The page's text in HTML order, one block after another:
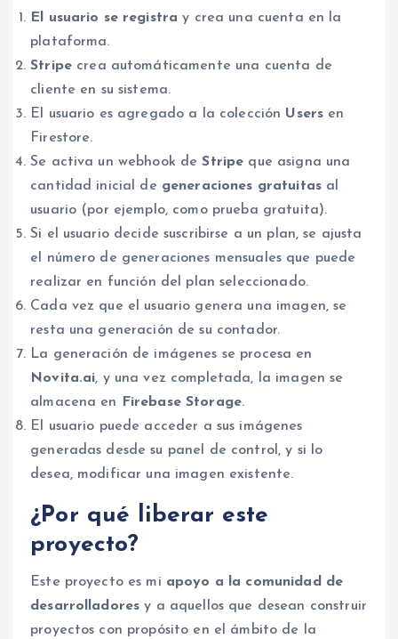
El usuario se registra y crea una cuenta en la
plataforma.
Stripecrea automáticamente una cuenta de
cliente en su sistema.
El usuario es agregado a la colección Users en
Firestore.
Se activa un webhook deStripe que asigna una
cantidad inicial de generaciones gratuitas al
usuario (por ejemplo, como prueba gratuita).
Si el usuario decide suscribirse a un plan, se ajusta
el número de generaciones mensuales que puede
realizar en función del plan seleccionado.
Cada vez que el usuario genera una imagen, se
resta una generación de su contador.
La generación de imágenes se procesa en
Novita.ai, y una vez completada, la imagen se
almacena en
Firebase Storage.
El usuario puede acceder a sus imágenes
generadas desde su panel de control, y si lo
desea, modificar una imagen existente.
¿Por qué liberar este
proyecto?
Este proyecto es mi apoyo a la comunidad de
desarrolladores y a aquellos que desean construir
proyectos con propósito en el ámbito de la